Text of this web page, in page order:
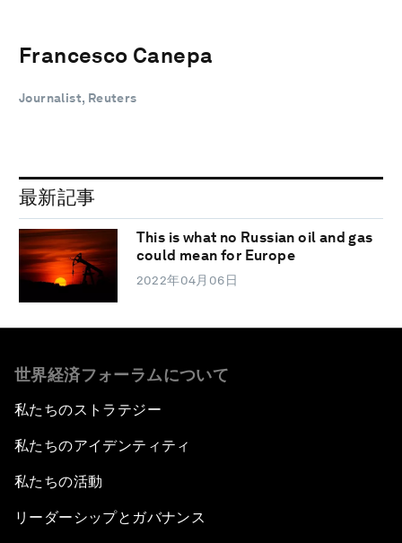
Francesco Canepa
Journalist, Reuters
最新記事
This is what no Russian oil and gas
could mean for Europe
2022年04月06日
世界経済フォーラムについて
私たちのストラテジー
私たちのアイデンティティ
私たちの活動
リーダーシップとガバナンス